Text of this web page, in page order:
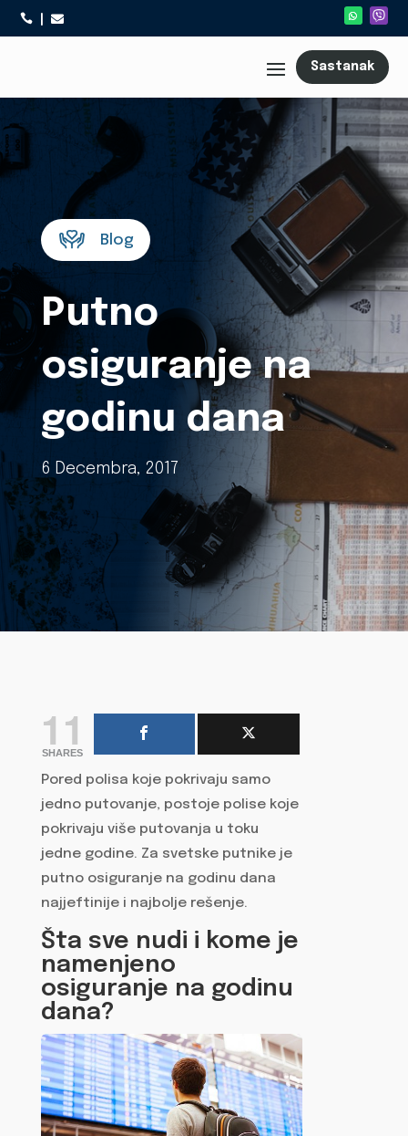
 
Sastanak
Blog
Putno
osiguranje na
godinu dana
6 Decembra, 2017
11
SHARES
Pored polisa koje pokrivaju samo
jedno putovanje, postoje polise koje
pokrivaju više putovanja u toku
jedne godine. Za svetske putnike je
putno osiguranje na godinu dana
najjeftinije i najbolje rešenje.
Šta sve nudi i kome je
namenjeno
osiguranje na godinu
dana?